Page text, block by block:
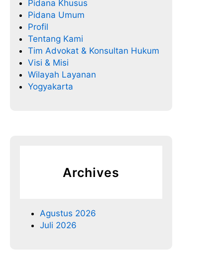
Pidana Khusus
Pidana Umum
Profil
Tentang Kami
Tim Advokat & Konsultan Hukum
Visi & Misi
Wilayah Layanan
Yogyakarta
Archives
Agustus 2026
Juli 2026